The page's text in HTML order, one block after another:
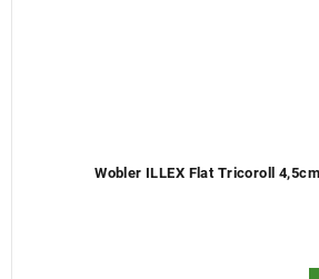
Wobler ILLEX Flat Tricoroll